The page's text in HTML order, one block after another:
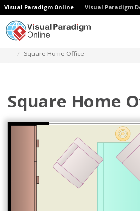
Visual Paradigm Online Visual Paradigm
Square Home Office
Square Home